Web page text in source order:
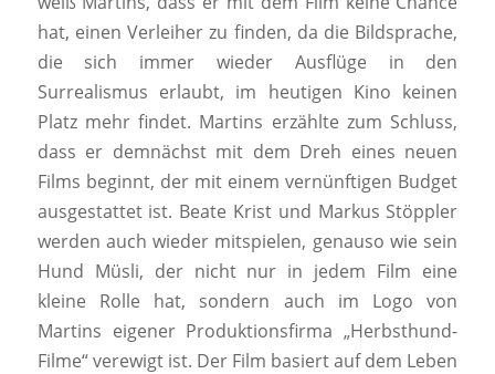
hat, einen Verleiher zu finden, da die Bildsprache,
die sich immer wieder Ausflüge in den
Surrealismus erlaubt, im heutigen Kino keinen
Platz mehr findet. Martins erzählte zum Schluss,
dass er demnächst mit dem Dreh eines neuen
Films beginnt, der mit einem vernünftigen Budget
ausgestattet ist. Beate Krist und Markus Stöppler
werden auch wieder mitspielen, genauso wie sein
Hund Müsli, der nicht nur in jedem Film eine
kleine Rolle hat, sondern auch im Logo von
Martins eigener Produktionsfirma „Herbsthund-
Filme“ verewigt ist. Der Film basiert auf dem Leben